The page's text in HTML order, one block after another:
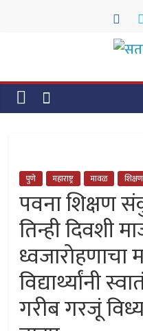
पुणे महाराष्ट्र मावळ शिक्षण
पवना शिक्षण
तिन्ही दिवशी
ध्वजारोहणाचा
विद्यार्थ्यांनी
गरीब गरजूं